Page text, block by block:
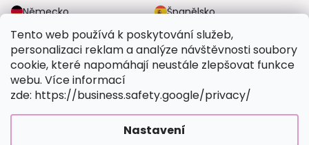
Tento web používá k poskytování služeb,
personalizaci reklam a analýze návštěvnosti soubory
cookie, které napomáhají neustále zlepšovat funkce
webu. Více informací
zde: https://business.safety.google/privacy/
Nastavení
Německo
Španělsko
Velká Británie
Rakousko
SPOLEHLIVÉ MOŽNOSTI DOPRAVY
BEZPEČNÉ MOŽNOSTI PLATBY